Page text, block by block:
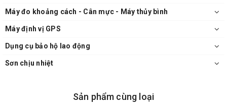
Máy đo khoảng cách - Cân mực - Máy thủy bình
Máy định vị GPS
Dụng cụ bảo hộ lao động
Sơn chịu nhiệt
Sản phẩm cùng loại